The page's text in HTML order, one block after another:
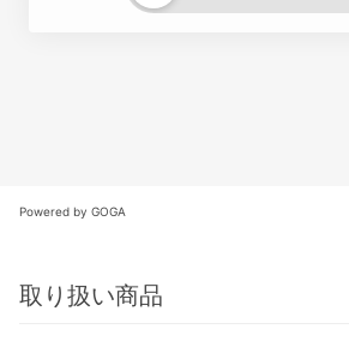
Powered by GOGA
取り扱い商品